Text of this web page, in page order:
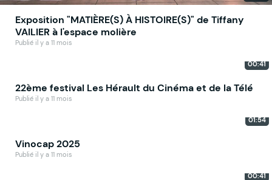
Exposition "MATIÈRE(S) À HISTOIRE(S)" de Tiffany
VAILIER à l'espace molière
Publié il y a 11 mois
00:41
22ème festival Les Hérault du Cinéma et de la Télé
Publié il y a 11 mois
01:54
Vinocap 2025
Publié il y a 11 mois
00:41